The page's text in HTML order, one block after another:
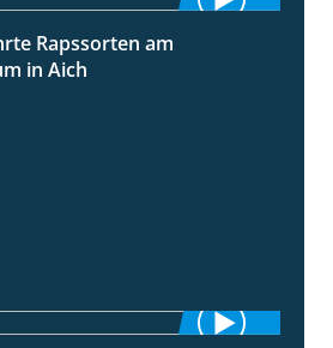
Rapssorten am
in Aich